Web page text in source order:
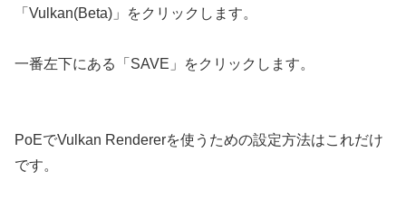
「Vulkan(Beta)」をクリックします。
一番左下にある「SAVE」をクリックします。
PoEでVulkan Rendererを使うための設定方法はこれだけ
です。